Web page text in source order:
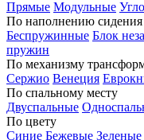
Прямые Модульные
По наполнению сидения
Беспружинные Блок
пружин
По механизму
Сержио Венеция
По спальному месту
Двуспальные
По цвету
Синие Бежевые Зеленые